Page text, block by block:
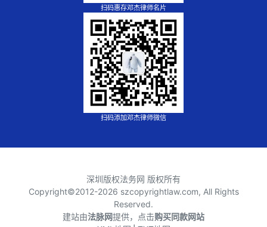
扫码惠存邓杰律师名片
扫码添加邓杰律师微信
深圳版权法务网 版权所有
Copyright©2012-2026 szcopyrightlaw.com, All Rights
Reserved.
建站由法脉网提供，点击购买同款网站